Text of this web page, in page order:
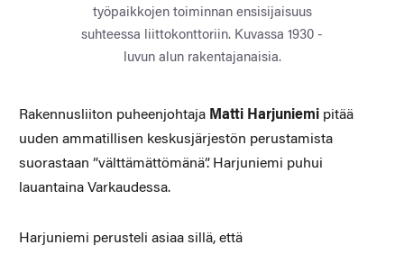
työpaikkojen toiminnan ensisijaisuus
suhteessa liittokonttoriin. Kuvassa 1930 -
luvun alun rakentajanaisia.
Rakennusliiton puheenjohtaja Matti Harjuniemi pitää
uuden ammatillisen keskusjärjestön perustamista
suorastaan ”välttämättömänä”. Harjuniemi puhui
lauantaina Varkaudessa.
Harjuniemi perusteli asiaa sillä, että